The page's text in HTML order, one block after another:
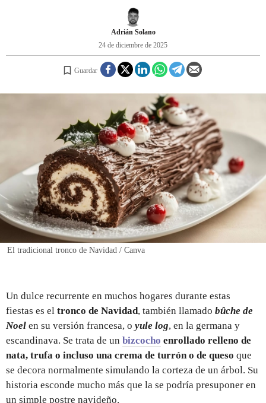
REGISTRO
INICIAR SESIÓN
Adrián Solano
24 de diciembre de 2025
Guardar
El tradicional tronco de Navidad / Canva
Un dulce recurrente en muchos hogares durante estas
fiestas es el tronco de Navidad, también llamado bûche de
Noel en su versión francesa, o yule log, en la germana y
escandinava. Se trata de un bizcocho enrollado relleno de
nata, trufa o incluso una crema de turrón o de queso que
se decora normalmente simulando la corteza de un árbol. Su
historia esconde mucho más que la se podría presuponer en
un simple postre navideño.